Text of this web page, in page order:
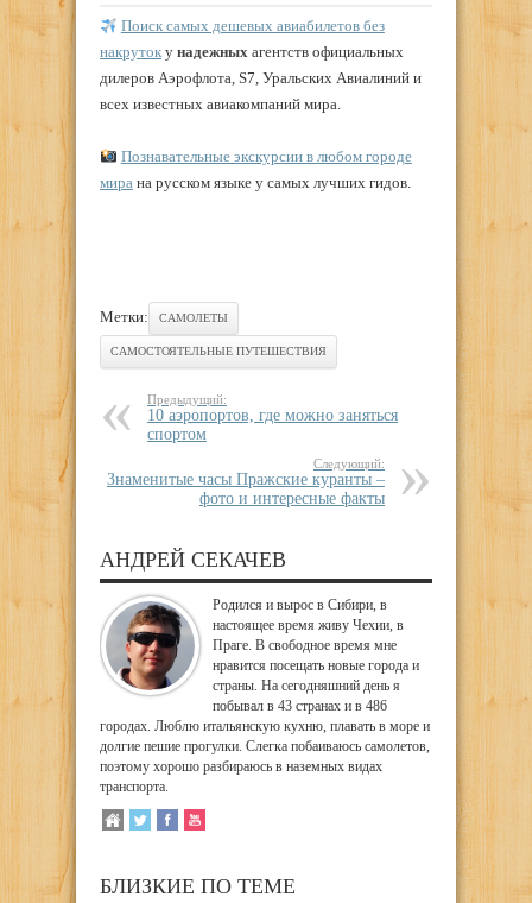
Поиск самых дешевых авиабилетов без
накруток у надежных агентств официальных
дилеров Аэрофлота, S7, Уральских Авиалиний и
всех известных авиакомпаний мира.
Познавательные экскурсии в любом городе
мира на русском языке у самых лучших гидов.
Метки: САМОЛЕТЫ
САМОСТОЯТЕЛЬНЫЕ ПУТЕШЕСТВИЯ
Предыдущий:
10 аэропортов, где можно заняться
спортом
Следующий:
Знаменитые часы Пражские куранты –
фото и интересные факты
АНДРЕЙ СЕКАЧЕВ
Родился и вырос в Сибири, в
настоящее время живу Чехии, в
Праге. В свободное время мне
нравится посещать новые города и
страны. На сегодняшний день я
побывал в 43 странах и в 486
городах. Люблю итальянскую кухню, плавать в море и
долгие пешие прогулки. Слегка побаиваюсь самолетов,
поэтому хорошо разбираюсь в наземных видах
транспорта.
БЛИЗКИЕ ПО ТЕМЕ